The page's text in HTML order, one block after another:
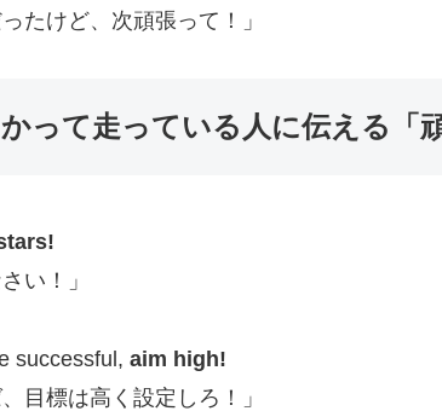
たけど、次頑張って！」
って走っている人に伝える「
い！」
successful, aim high!
目標は高く設定しろ！」